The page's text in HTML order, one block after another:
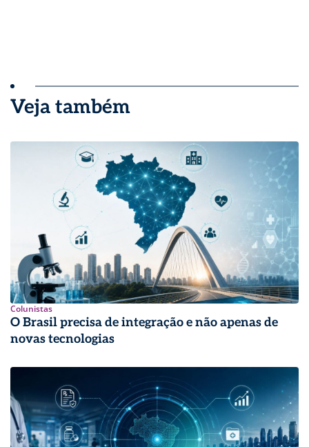
Veja também
Colunistas
O Brasil precisa de integração e não apenas de
novas tecnologias